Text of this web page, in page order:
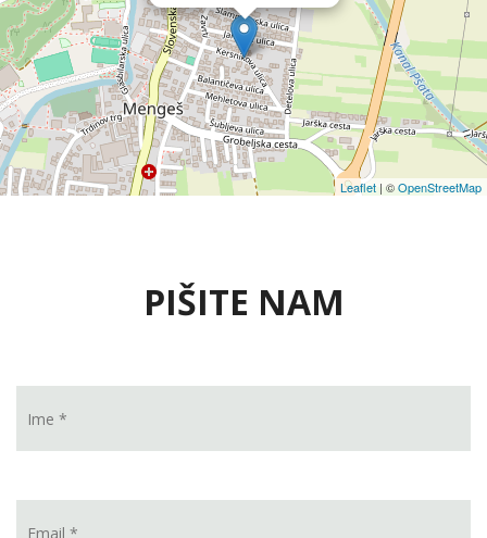
Leaflet | ©OpenStreetMap
PIŠITE NAM